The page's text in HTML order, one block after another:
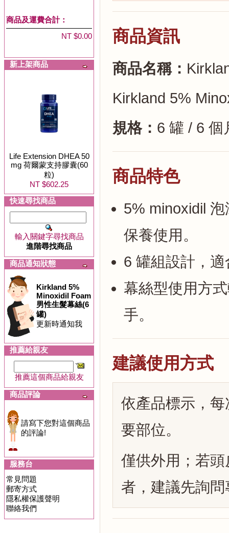
商品及運費合計：
NT $0.00
新上架商品
Life Extension DHEA 50
mg 荷爾蒙支持膠囊(60
粒)
NT $602.25
快速尋找商品
輸入關鍵字尋找商品
進階尋找商品
商品通知狀態
Kirkland 5%
Minoxidil Foam
男性生髮幕絲(6
罐)
更新時通知我
推薦給親友
推薦這個商品給親友
商品評論
請寫下您對這個商品
的評論!
服務台
常見問題
郵寄方式
隱私權保護聲明
聯絡我們
商品資訊
商品名稱：
Kirkland 5%
規格： 6 罐 / 6 個
商品特色
5% minoxidil
保養使用。
6 罐組設計，
幕絲型使用方
手。
建議使用方式
依產品標示，
要部位。
僅供外用；若
者，建議先詢